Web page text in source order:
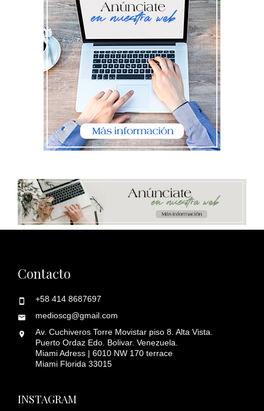
Contacto
+58 414 8687697
medioscg@gmail.com
Av. Cuchiveros Torre Movistar piso 8. Alta Vista.
Puerto Ordaz Edo. Bolivar. Venezuela.
Miami Adress | 6010 NW 170 terrace
Miami Florida 33015
INSTAGRAM